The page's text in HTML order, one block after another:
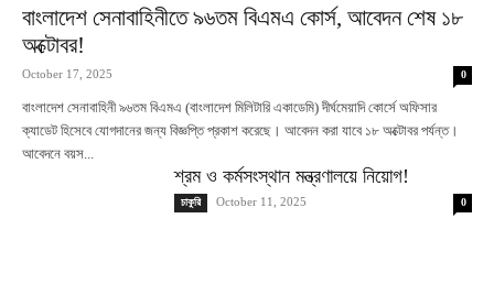
বাংলাদেশ সেনাবাহিনীতে ৯৬তম বিএমএ কোর্স, আবেদন শেষ ১৮
অক্টোবর!
October 17, 2025 0
বাংলাদেশ সেনাবাহিনী ৯৬তম বিএমএ (বাংলাদেশ মিলিটারি একাডেমি) দীর্ঘমেয়াদি কোর্সে অফিসার
ক্যাডেট হিসেবে যোগদানের জন্য বিজ্ঞপ্তি প্রকাশ করেছে। আবেদন করা যাবে ১৮ অক্টোবর পর্যন্ত।
আবেদনে বয়স...
শ্রম ও কর্মসংস্থান মন্ত্রণালয়ে নিয়োগ!
চাকুরি October 11, 2025 0